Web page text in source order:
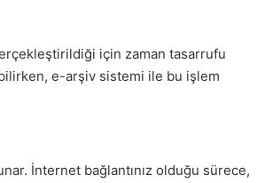
için zaman tasarrufu
e-arşiv sistemi ile bu işlem
İnternet bağlantınız olduğu sürece,